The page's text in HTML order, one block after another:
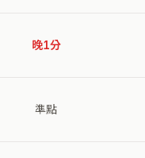
晚1分
準點